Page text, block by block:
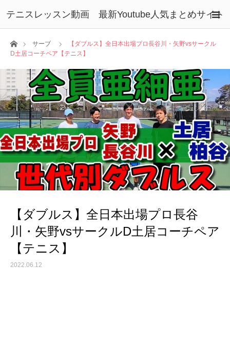
テニスレッスン動画 最新Youtube人気まとめサイト
ホームサーブ
【ダブルス】全日本出場プロ長谷川・矢野vsサークル
D土居コーチペア【テニス】
【ダブルス】全日本出場プロ長谷
川・矢野vsサークルD土居コーチペア
【テニス】
2022.06.12